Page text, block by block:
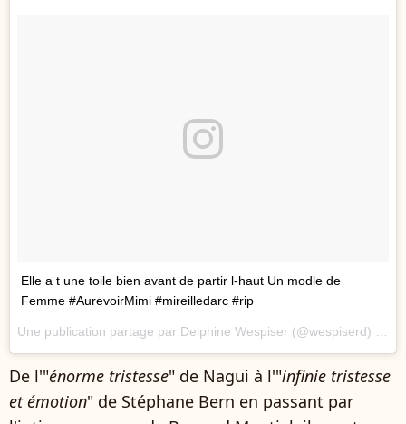
Elle a t une toile bien avant de partir l-haut Un modle de
Femme #AurevoirMimi #mireilledarc #rip
Une publication partage par Delphine Wespiser (@wespiserd) le
De l'"énorme tristesse" de Nagui à l'"infinie tristesse
et émotion" de Stéphane Bern en passant par